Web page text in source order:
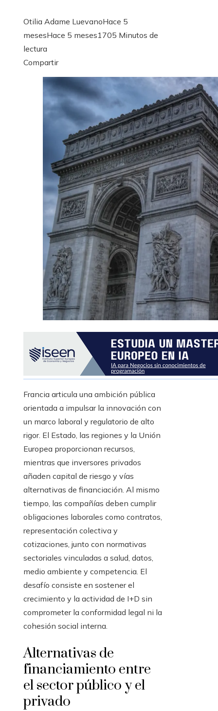
Otilia Adame LuevanoHace 5
mesesHace 5 meses1705 Minutos de
lectura
Facebook
Twitter
LinkedIn
Pinterest
Stumbleupon
Email
Compartir
Francia articula una ambición pública
orientada a impulsar la innovación con
un marco laboral y regulatorio de alto
rigor. El Estado, las regiones y la Unión
Europea proporcionan recursos,
mientras que inversores privados
añaden capital de riesgo y vías
alternativas de financiación. Al mismo
tiempo, las compañías deben cumplir
obligaciones laborales como contratos,
representación colectiva y
cotizaciones, junto con normativas
sectoriales vinculadas a salud, datos,
medio ambiente y competencia. El
desafío consiste en sostener el
crecimiento y la actividad de I+D sin
comprometer la conformidad legal ni la
cohesión social interna.
Alternativas de
financiamiento entre
el sector público y el
privado